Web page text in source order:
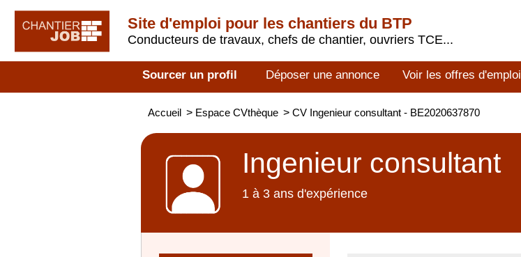
Site d'emploi pour les chantiers du BTP
Conducteurs de travaux, chefs de chantier, ouvriers TCE...
Sourcer un profil Déposer une annonce Voir les offres d'emploi
Accueil > Espace CVthèque > CV Ingenieur consultant - BE2020637870
Ingenieur consultant
1 à 3 ans d'expérience